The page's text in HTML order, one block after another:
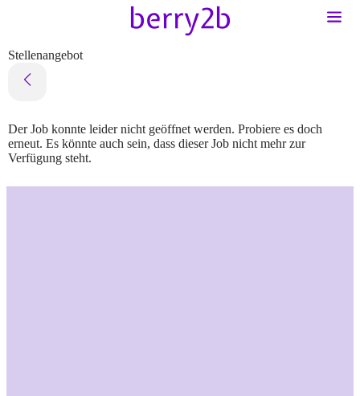
Stellenangebot
Der Job konnte leider nicht geöffnet werden. Probiere es doch
erneut. Es könnte auch sein, dass dieser Job nicht mehr zur
Verfügung steht.